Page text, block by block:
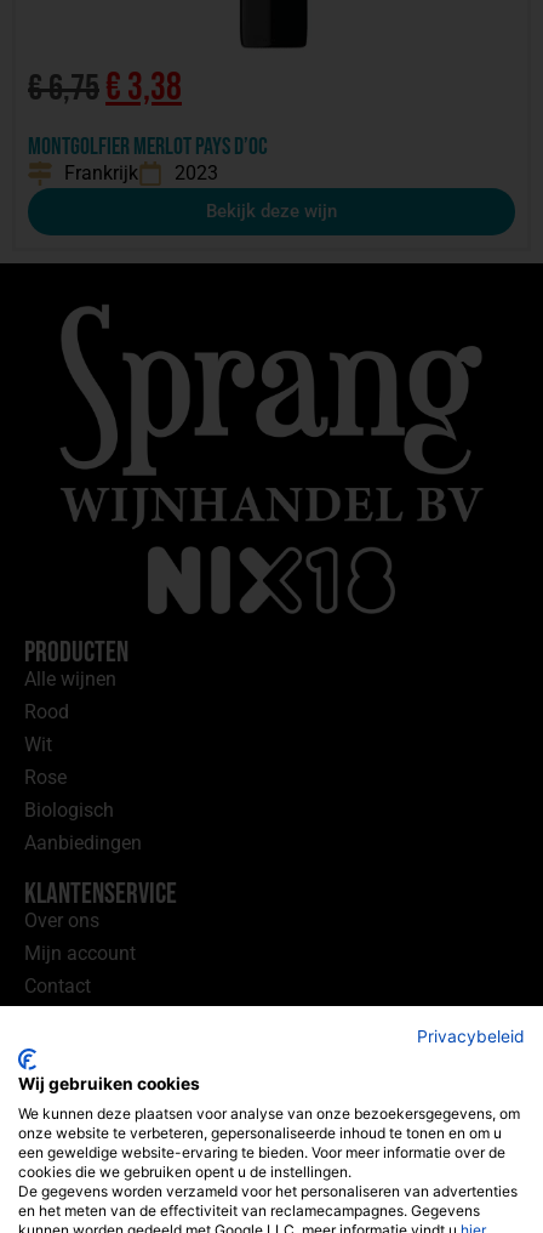
Privacybeleid
Wij gebruiken cookies
We kunnen deze plaatsen voor analyse van onze bezoekersgegevens, om
onze website te verbeteren, gepersonaliseerde inhoud te tonen en om u
een geweldige website-ervaring te bieden. Voor meer informatie over de
cookies die we gebruiken opent u de instellingen.
De gegevens worden verzameld voor het personaliseren van advertenties
en het meten van de effectiviteit van reclamecampagnes. Gegevens
€6,75€3,38
Montgolfier Merlot Pays D’Oc
Frankrijk 2023
Bekijk deze wijn
Producten
Alle wijnen
Rood
Wit
Rose
Biologisch
Aanbiedingen
Klantenservice
Over ons
Mijn account
Contact
Wijnhandel Utrecht
Wijnhandel Sprang
Winklerlaan 365-40
3571KE Utrecht
(geen bezoek adres)